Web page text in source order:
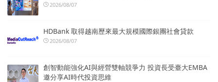
2026/08/07
HDBank 取得越南歷來最大規模國際銀團社會貸款
2026/08/07
創智動能強化AI與經營雙軸競爭力 投資長受臺大EMBA
邀分享AI時代投資思維